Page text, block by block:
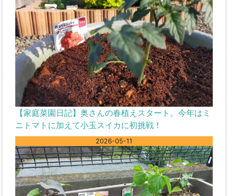
【家庭菜園日記】奥さんの春植えスタート。今年はミ
ニトマトに加えて小玉スイカに初挑戦！
2026-05-11